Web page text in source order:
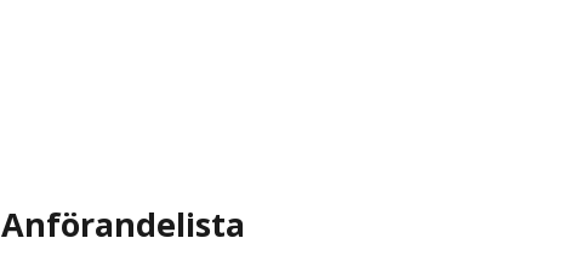
Anförandelista